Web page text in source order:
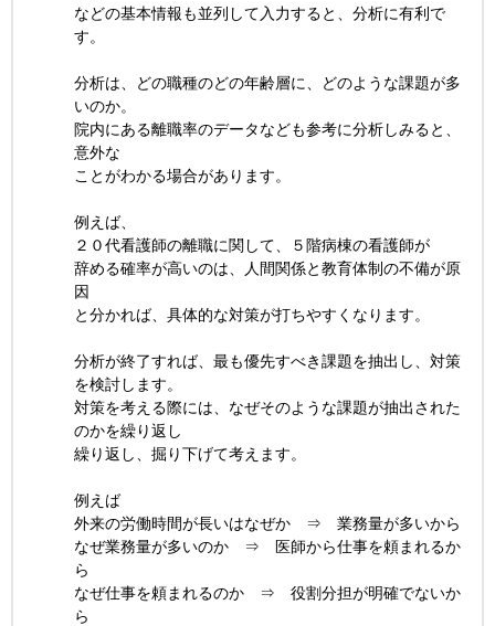
などの基本情報も並列して入力すると、分析に有利で
す。
分析は、どの職種のどの年齢層に、どのような課題が多
いのか。
院内にある離職率のデータなども参考に分析しみると、
意外な
ことがわかる場合があります。
例えば、
２０代看護師の離職に関して、５階病棟の看護師が
辞める確率が高いのは、人間関係と教育体制の不備が原
因
と分かれば、具体的な対策が打ちやすくなります。
分析が終了すれば、最も優先すべき課題を抽出し、対策
を検討します。
対策を考える際には、なぜそのような課題が抽出された
のかを繰り返し
繰り返し、掘り下げて考えます。
例えば
外来の労働時間が長いはなぜか ⇒ 業務量が多いから
なぜ業務量が多いのか ⇒ 医師から仕事を頼まれるか
ら
なぜ仕事を頼まれるのか ⇒ 役割分担が明確でないか
ら